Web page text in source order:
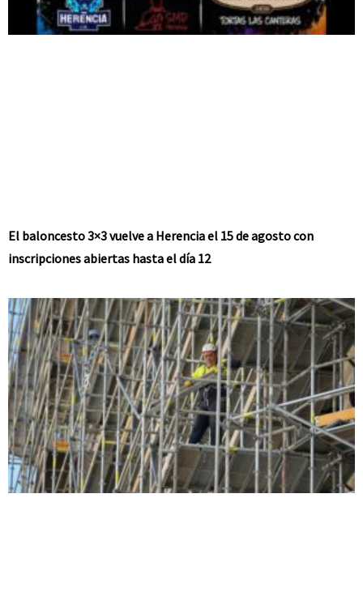
El baloncesto 3×3 vuelve a Herencia el 15 de agosto con
inscripciones abiertas hasta el día 12